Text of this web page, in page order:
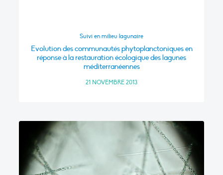
Suivi en milieu lagunaire
Evolution des communautés phytoplanctoniques en
réponse à la restauration écologique des lagunes
méditerranéennes
21 NOVEMBRE 2013